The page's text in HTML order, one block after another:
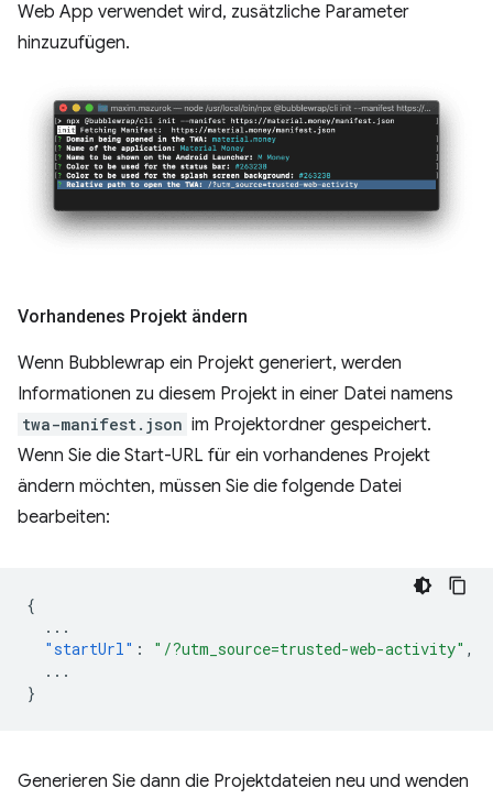
Web App verwendet wird, zusätzliche Parameter
hinzuzufügen.
Vorhandenes Projekt ändern
Wenn Bubblewrap ein Projekt generiert, werden
Informationen zu diesem Projekt in einer Datei namens
twa-manifest.json im Projektordner gespeichert.
Wenn Sie die Start-URL für ein vorhandenes Projekt
ändern möchten, müssen Sie die folgende Datei
bearbeiten:
{
...
"startUrl" : "/?utm_source=trusted-web-activity" ,
...
}
Generieren Sie dann die Projektdateien neu und wenden